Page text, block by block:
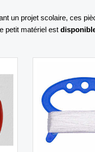
un projet scolaire, ces
petit matériel est